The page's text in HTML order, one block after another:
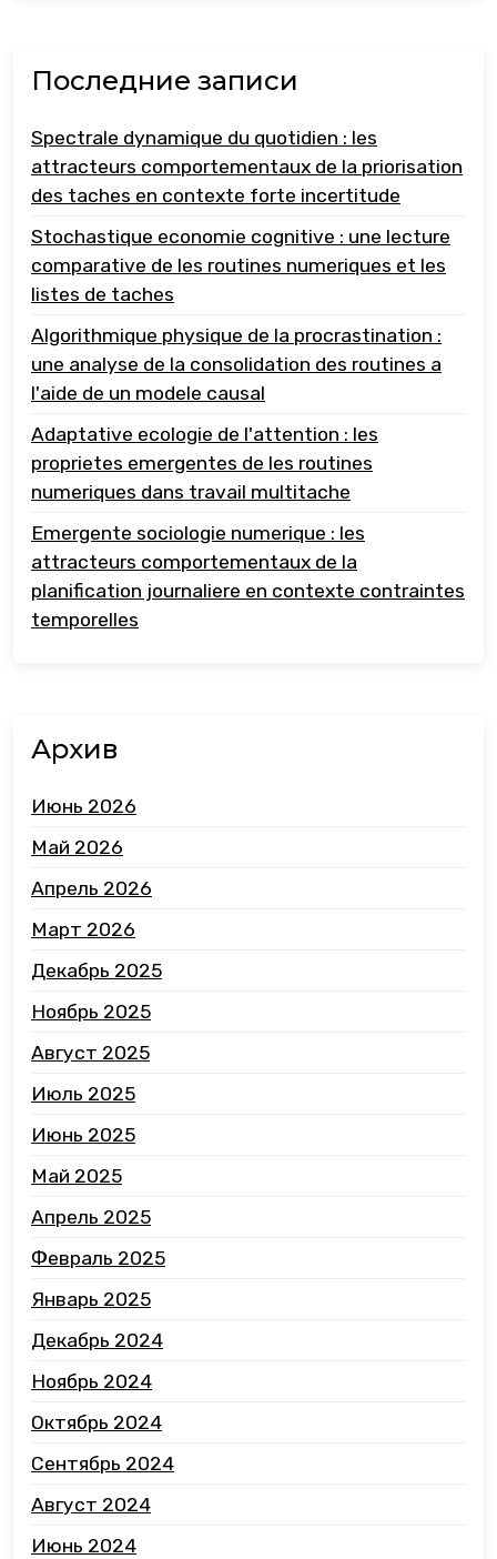
Последние записи
Spectrale dynamique du quotidien : les
attracteurs comportementaux de la priorisation
des taches en contexte forte incertitude
Stochastique economie cognitive : une lecture
comparative de les routines numeriques et les
listes de taches
Algorithmique physique de la procrastination :
une analyse de la consolidation des routines a
l'aide de un modele causal
Adaptative ecologie de l'attention : les
proprietes emergentes de les routines
numeriques dans travail multitache
Emergente sociologie numerique : les
attracteurs comportementaux de la
planification journaliere en contexte contraintes
temporelles
Архив
Июнь 2026
Май 2026
Апрель 2026
Март 2026
Декабрь 2025
Ноябрь 2025
Август 2025
Июль 2025
Июнь 2025
Май 2025
Апрель 2025
Февраль 2025
Январь 2025
Декабрь 2024
Ноябрь 2024
Октябрь 2024
Сентябрь 2024
Август 2024
Июнь 2024